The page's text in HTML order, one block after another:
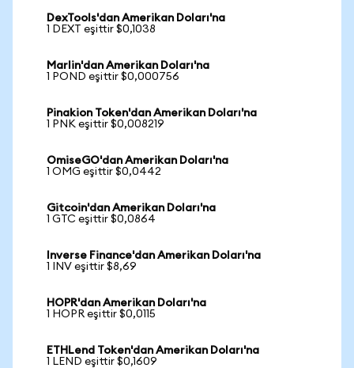
DexTools'dan Amerikan Doları'na
1 DEXT eşittir $0,1038
Marlin'dan Amerikan Doları'na
1 POND eşittir $0,000756
Pinakion Token'dan Amerikan Doları'na
1 PNK eşittir $0,008219
OmiseGO'dan Amerikan Doları'na
1 OMG eşittir $0,0442
Gitcoin'dan Amerikan Doları'na
1 GTC eşittir $0,0864
Inverse Finance'dan Amerikan Doları'na
1 INV eşittir $8,69
HOPR'dan Amerikan Doları'na
1 HOPR eşittir $0,0115
ETHLend Token'dan Amerikan Doları'na
1 LEND eşittir $0,1609